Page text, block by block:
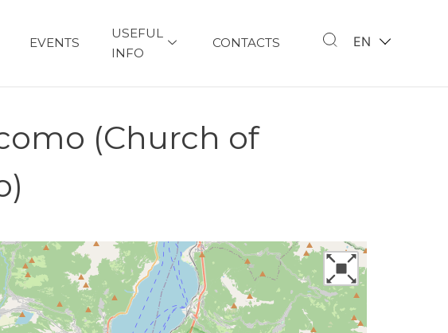
EVENTS
USEFUL
INFO
CONTACTS EN
(Church of